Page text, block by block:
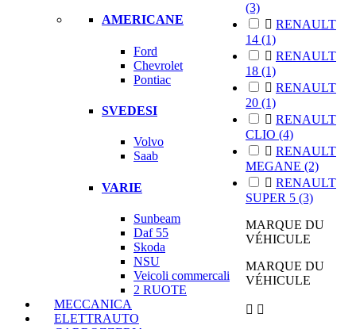
AMERICANE
Ford
Chevrolet
Pontiac
SVEDESI
Volvo
Saab
VARIE
Sunbeam
Daf 55
Skoda
NSU
Veicoli commercali
2 RUOTE
MECCANICA
ELETTRAUTO
(3)
 RENAULT
14 (1)
 RENAULT
18 (1)
 RENAULT
20 (1)
 RENAULT
CLIO (4)
 RENAULT
MEGANE (2)
 RENAULT
SUPER 5 (3)
MARQUE DU
VÉHICULE
MARQUE DU
VÉHICULE
 